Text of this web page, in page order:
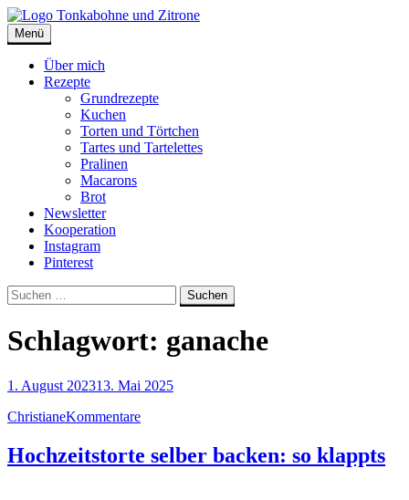
Skip
to
content
Tonkabohne und Zitrone | Backblog
Backblog
Menü
Über mich
Rezepte
Grundrezepte
Kuchen
Torten und Törtchen
Tartes und Tartelettes
Pralinen
Macarons
Brot
Newsletter
Kooperation
Instagram
Pinterest
Suche
Suchen
nach:
Schlagwort: ganache
1. August 202313. Mai 2025
ChristianeKommentare
Hochzeitstorte selber backen: so klappts